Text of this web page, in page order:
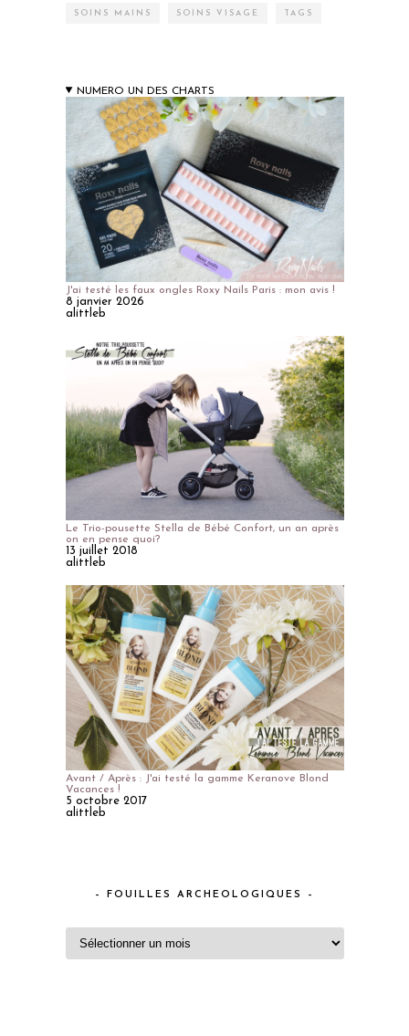
SOINS MAINS SOINS VISAGE TAGS
NUMERO UN DES CHARTS
J'ai testé les faux ongles Roxy Nails Paris : mon avis !
8 janvier 2026
alittleb
Le Trio-pousette Stella de Bébé Confort, un an après
on en pense quoi?
13 juillet 2018
alittleb
Avant / Après : J'ai testé la gamme Keranove Blond
Vacances !
5 octobre 2017
alittleb
– FOUILLES ARCHEOLOGIQUES –